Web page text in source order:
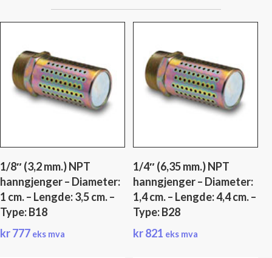
1/8″ (3,2 mm.) NPT
hanngjenger – Diameter:
1 cm. – Lengde: 3,5 cm. –
Type: B18
kr777 eks mva
1/4″ (6,35 mm.) NPT
hanngjenger – Diameter:
1,4 cm. – Lengde: 4,4 cm. –
Type: B28
kr821 eks mva